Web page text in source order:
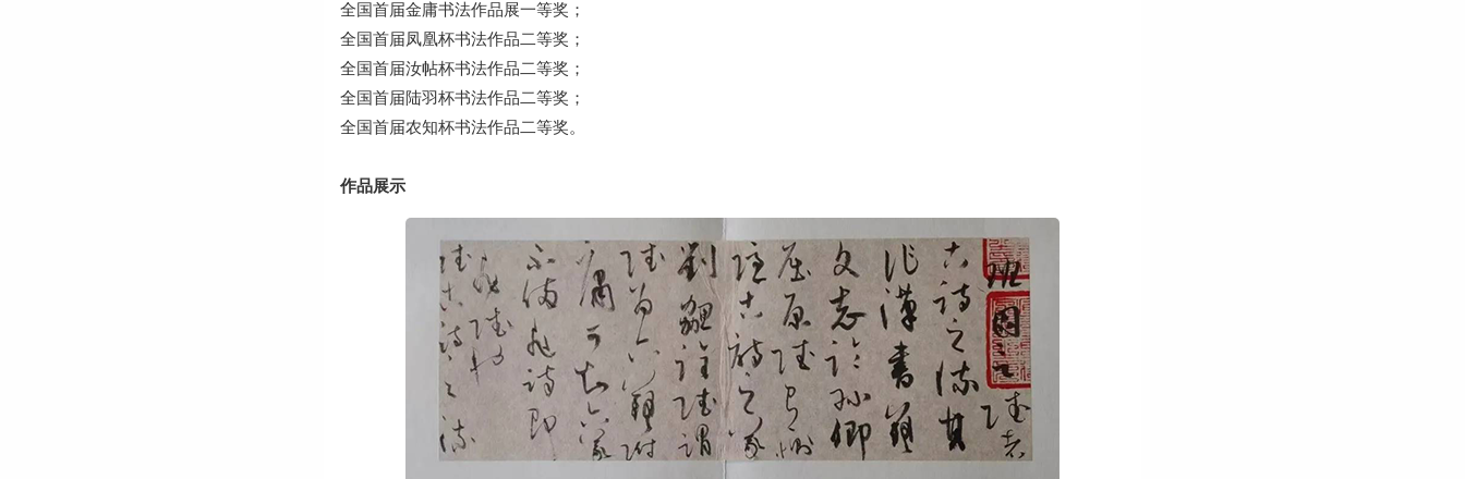
全国首届金庸书法作品展一等奖；
全国首届凤凰杯书法作品二等奖；
全国首届汝帖杯书法作品二等奖；
全国首届陆羽杯书法作品二等奖；
全国首届农知杯书法作品二等奖。
作品展示